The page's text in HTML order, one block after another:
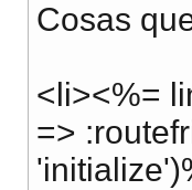
Cosas
<li><%=
=>